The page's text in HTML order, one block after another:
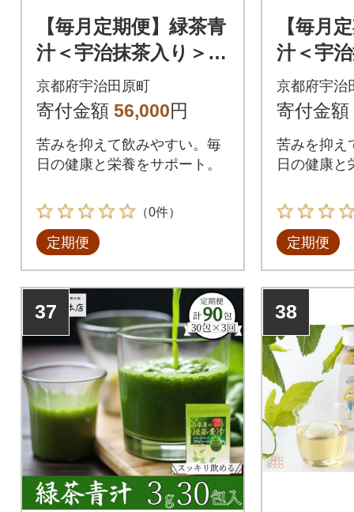
【毎月定期便】緑茶青
汁＜宇治抹茶入り＞
スティックタイプ
全6回
京都府宇治田原町
寄付金額 56,000円
苦みを抑えて飲みやすい。毎
日の健康と栄養をサポート。
（0件）
定期便
【毎月
汁＜宇
スティ
全12回
京都府宇治
寄付金額
苦みを抑え
日の健康と
定期便
37 38